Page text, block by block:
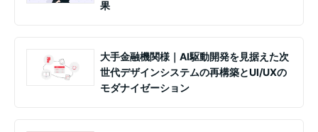
果
大手金融機関様｜AI駆動開発を見据えた次
世代デザインシステムの再構築とUI/UXの
モダナイゼーション